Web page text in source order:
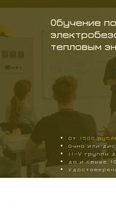
От 1500
Очно или
II–V группы
до и свыше
Обучение по
тепловым